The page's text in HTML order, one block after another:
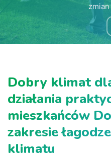
Dobry klimat
działania
mieszkańców
zakresie
klimatu